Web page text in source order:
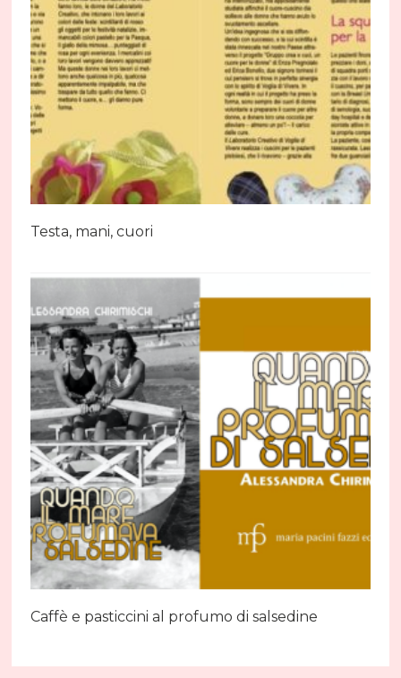
Testa, mani, cuori
Caffè e pasticcini al profumo di salsedine